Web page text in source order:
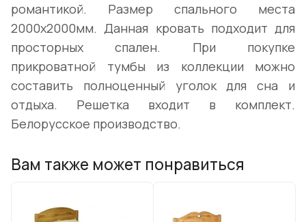
романтикой. Размер спального места
2000х2000мм. Данная кровать подходит для
просторных спален. При покупке
прикроватной тумбы из коллекции можно
составить полноценный уголок для сна и
отдыха. Решетка входит в комплект.
Белорусское производство.
Вам также может понравиться